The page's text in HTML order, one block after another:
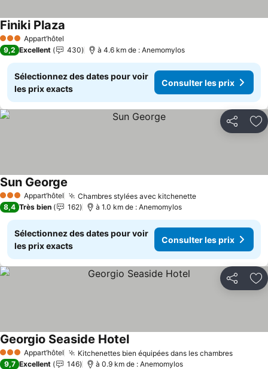
3 ÉtoilesAppart’hôtel
Finiki Plaza
9,2 Excellent 430 à 4.6 km de : Anemomylos
Sélectionnez des dates pour voir
les prix exacts
Consulter les prix
Partager
3 ÉtoilesAppart’hôtel Chambres stylées avec kitchenetteConsulter les
Sun George
8,4 Très bien 162 à 1.0 km de : Anemomylos
Sélectionnez des dates pour voir
les prix exacts
Consulter les prix
Partager
3 ÉtoilesAppart’hôtel Kitchenettes bien équipées dans les chambres
Georgio Seaside HotelConsulter les prix
9,7 Excellent 146 à 0.9 km de : Anemomylos